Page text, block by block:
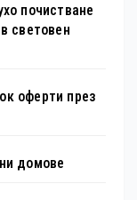
почистване
световен
оферти през
домове